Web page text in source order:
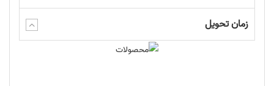
زمان تحویل